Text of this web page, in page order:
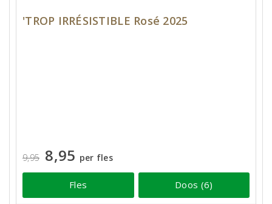
'TROP IRRÉSISTIBLE Rosé 2025
9,95 8,95 per fles
Fles Doos (6)